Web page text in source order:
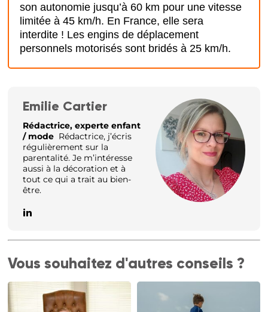
son autonomie jusqu’à 60 km pour une vitesse
limitée à 45 km/h. En France, elle sera
interdite ! Les engins de déplacement
personnels motorisés sont bridés à 25 km/h.
Emilie Cartier
Rédactrice, experte enfant
/ mode Rédactrice, j’écris
régulièrement sur la
parentalité. Je m’intéresse
aussi à la décoration et à
tout ce qui a trait au bien-
être.
Vous souhaitez d'autres conseils ?